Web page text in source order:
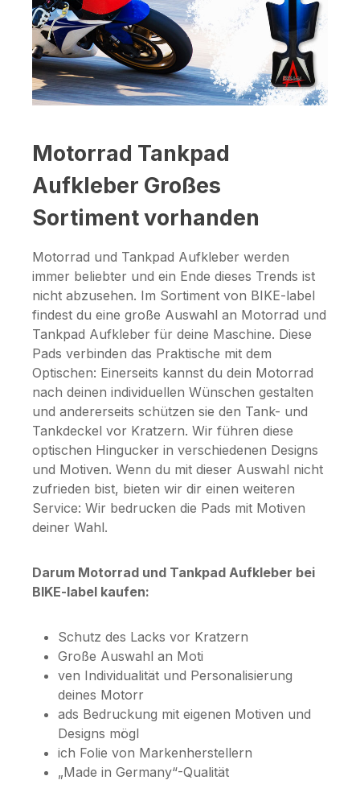
Motorrad Tankpad
Aufkleber Großes
Sortiment vorhanden
Motorrad und Tankpad Aufkleber werden
immer beliebter und ein Ende dieses Trends ist
nicht abzusehen. Im Sortiment von BIKE-label
findest du eine große Auswahl an Motorrad und
Tankpad Aufkleber für deine Maschine. Diese
Pads verbinden das Praktische mit dem
Optischen: Einerseits kannst du dein Motorrad
nach deinen individuellen Wünschen gestalten
und andererseits schützen sie den Tank- und
Tankdeckel vor Kratzern. Wir führen diese
optischen Hingucker in verschiedenen Designs
und Motiven. Wenn du mit dieser Auswahl nicht
zufrieden bist, bieten wir dir einen weiteren
Service: Wir bedrucken die Pads mit Motiven
deiner Wahl.
Darum Motorrad und Tankpad Aufkleber bei
BIKE-label kaufen:
Schutz des Lacks vor Kratzern
Große Auswahl an Moti
ven Individualität und Personalisierung
deines Motorr
ads Bedruckung mit eigenen Motiven und
Designs mögl
ich Folie von Markenherstellern
„Made in Germany“-Qualität